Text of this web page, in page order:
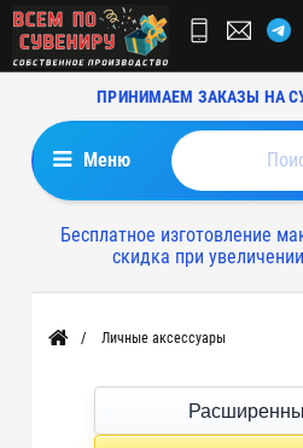
ПРИНИМАЕМ ЗАКАЗЫ НА
Меню
Бесплатное изготовление
скидка при
Главная Личные аксессуары